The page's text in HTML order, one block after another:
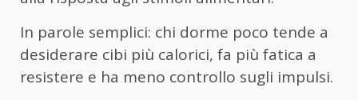
In parole semplici: chi dorme poco tende a
desiderare cibi più calorici, fa più fatica a
resistere e ha meno controllo sugli impulsi.